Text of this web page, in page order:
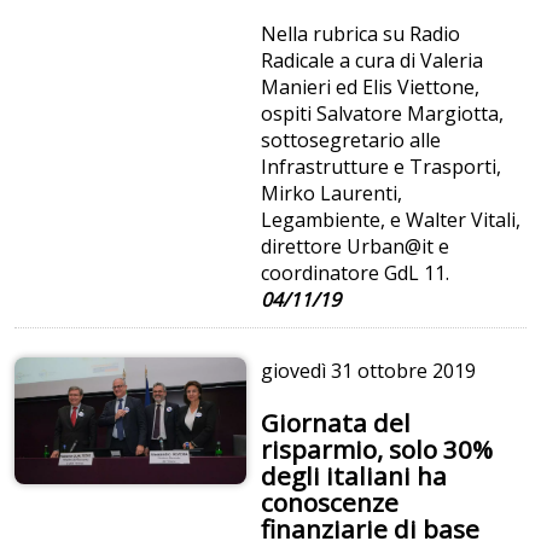
Nella rubrica su Radio
Radicale a cura di Valeria
Manieri ed Elis Viettone,
ospiti Salvatore Margiotta,
sottosegretario alle
Infrastrutture e Trasporti,
Mirko Laurenti,
Legambiente, e Walter Vitali,
direttore Urban@it e
coordinatore GdL 11.
04/11/19
giovedì31 ottobre 2019
Giornata del
risparmio, solo 30%
degli italiani ha
conoscenze
finanziarie di base